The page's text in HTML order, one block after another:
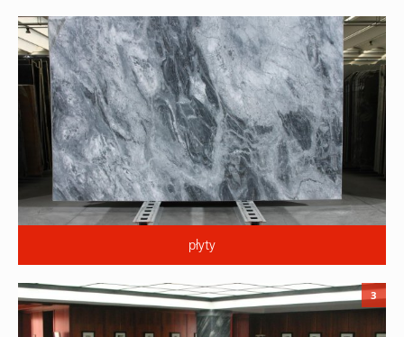
płyty
3